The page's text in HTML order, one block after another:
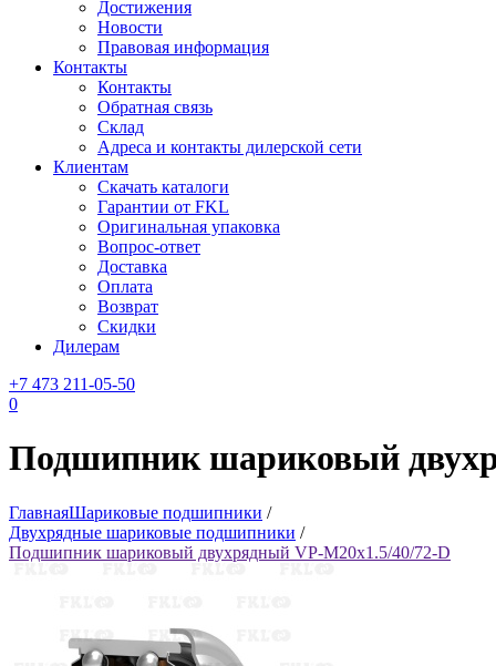
Достижения
Новости
Правовая информация
Контакты
Контакты
Обратная связь
Склад
Адреса и контакты дилерской сети
Клиентам
Скачать каталоги
Гарантии от FKL
Оригинальная упаковка
Вопрос-ответ
Доставка
Оплата
Возврат
Скидки
Дилерам
+7 473 211-05-50
0
Подшипник шариковый
ГлавнаяШариковые подшипники /
Двухрядные шариковые подшипники /
Подшипник шариковый двухрядный VP-M20x1.5/40/72-D